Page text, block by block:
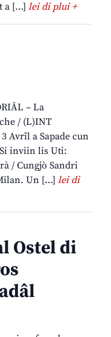
a […] lei di plui +
– La
/ (L)INT
Avrîl a Sapade cun
Si inviin lis Uti:
/ Cungjò Sandri
Un […] lei di
Ostel di